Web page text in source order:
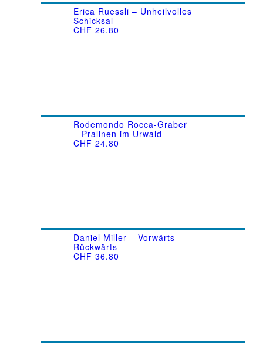
Erica Ruessli – Unheilvolles
Schicksal
CHF 26.80
Rodemondo Rocca-Graber
– Pralinen im Urwald
CHF 24.80
Daniel Miller – Vorwärts –
Rückwärts
CHF 36.80